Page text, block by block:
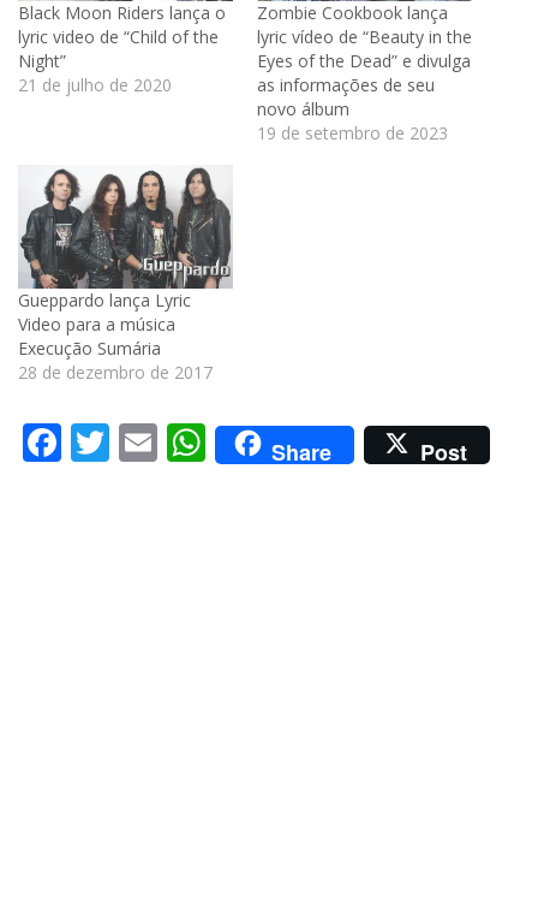
Black Moon Riders lança o
lyric video de “Child of the
Night”
21 de julho de 2020
Zombie Cookbook lança
lyric vídeo de “Beauty in the
Eyes of the Dead” e divulga
as informações de seu
novo álbum
19 de setembro de 2023
Gueppardo lança Lyric
Video para a música
Execução Sumária
28 de dezembro de 2017
Facebook
Twitter
EmailWhatsApp
Share Post